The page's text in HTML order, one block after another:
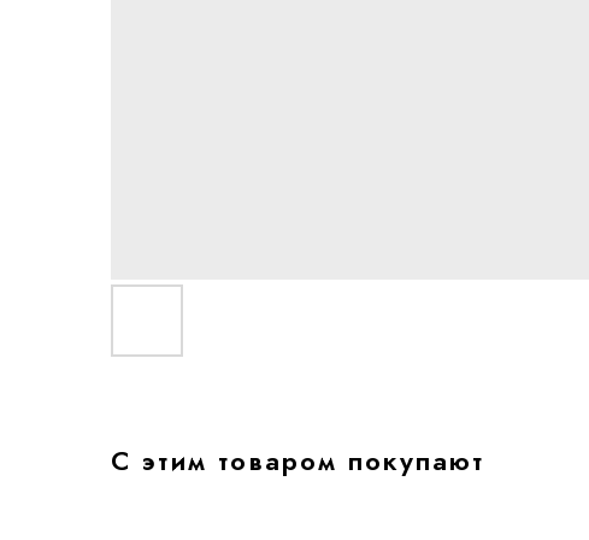
С этим товаром покупают